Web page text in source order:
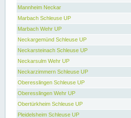
Mannheim Neckar
Marbach Schleuse UP
Marbach Wehr UP
Neckargemünd Schleuse UP
Neckarsteinach Schleuse UP
Neckarsulm Wehr UP
Neckarzimmern Schleuse UP
Oberesslingen Schleuse UP
Oberesslingen Wehr UP
Obertürkheim Schleuse UP
Pleidelsheim Schleuse UP